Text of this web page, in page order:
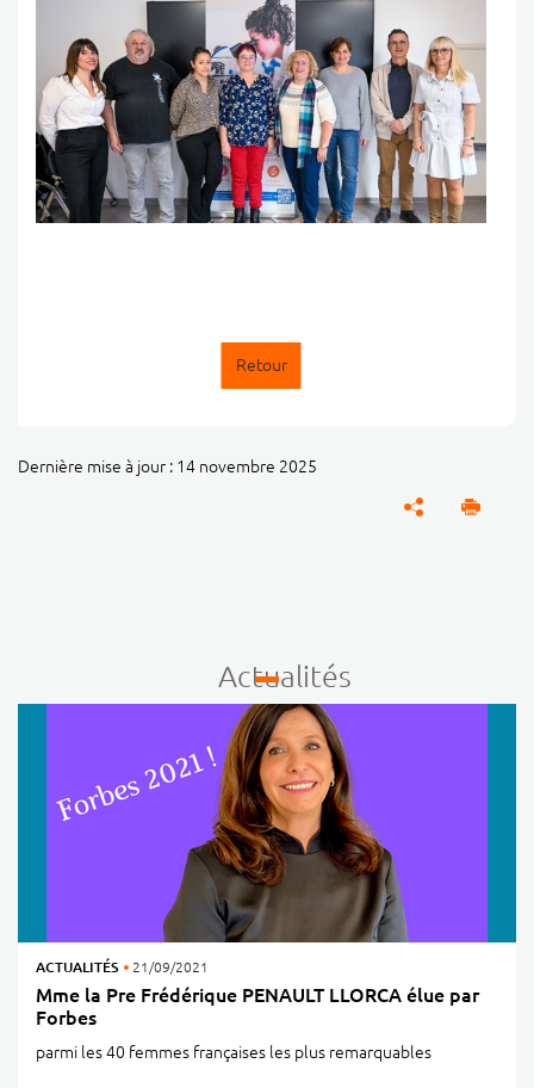
Retour
Dernière mise à jour : 14 novembre 2025
Actualités
Mme la Pre Frédérique PENAULT LLORCA élue par
Forbes
ACTUALITÉS 21/09/2021
parmi les 40 femmes françaises les plus remarquables